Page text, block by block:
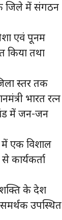
जिले में संगठन
एवं पूनम
किया तथा
स्तर तक
भारत रत्न
में जन-जन
में एक विशाल
कार्यकर्ता
के प्रदेश
समर्थक उपस्थित